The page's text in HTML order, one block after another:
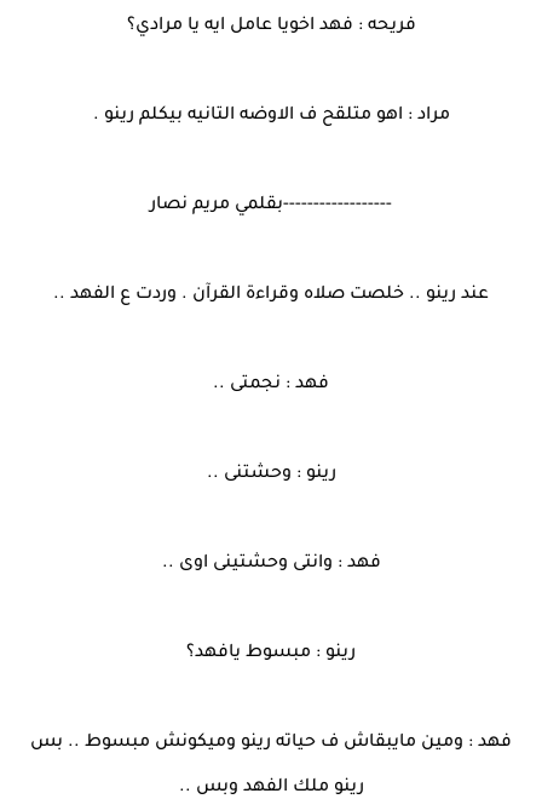
فريحه : فهد اخويا عامل ايه يا مرادي؟
مراد : اهو متلقح ف الاوضه التانيه بيكلم رينو .
------------------بقلمي مريم نصار
عند رينو .. خلصت صلاه وقراءة القرآن . وردت ع الفهد ..
فهد : نجمتى ..
رينو : وحشتنى ..
فهد : وانتى وحشتينى اوى ..
رينو : مبسوط يافهد؟
فهد : ومين مايبقاش ف حياته رينو وميكونش مبسوط .. بس
رينو ملك الفهد وبس ..